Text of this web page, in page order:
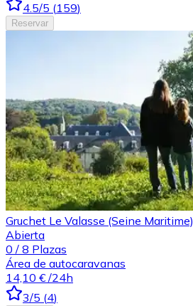
4.5/5 (159)
Reservar
Gruchet Le Valasse (Seine Maritime)
Abierta
0 / 8 Plazas
Área de autocaravanas
14,10 € /24h
3/5 (4)